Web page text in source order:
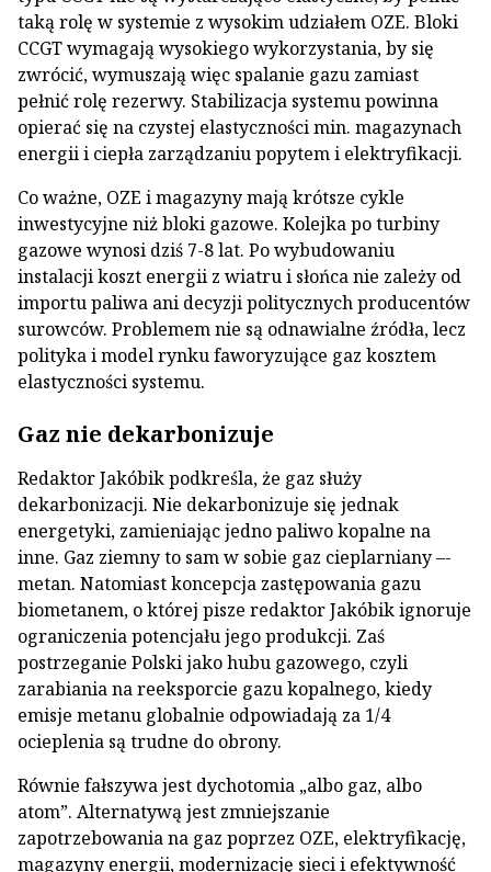
taką rolę w systemie z wysokim udziałem OZE. Bloki
CCGT wymagają wysokiego wykorzystania, by się
zwrócić, wymuszają więc spalanie gazu zamiast
pełnić rolę rezerwy. Stabilizacja systemu powinna
opierać się na czystej elastyczności min. magazynach
energii i ciepła zarządzaniu popytem i elektryfikacji.
Co ważne, OZE i magazyny mają krótsze cykle
inwestycyjne niż bloki gazowe. Kolejka po turbiny
gazowe wynosi dziś 7-8 lat. Po wybudowaniu
instalacji koszt energii z wiatru i słońca nie zależy od
importu paliwa ani decyzji politycznych producentów
surowców. Problemem nie są odnawialne źródła, lecz
polityka i model rynku faworyzujące gaz kosztem
elastyczności systemu.
Gaz nie dekarbonizuje
Redaktor Jakóbik podkreśla, że gaz służy
dekarbonizacji. Nie dekarbonizuje się jednak
energetyki, zamieniając jedno paliwo kopalne na
inne. Gaz ziemny to sam w sobie gaz cieplarniany –-
metan. Natomiast koncepcja zastępowania gazu
biometanem, o której pisze redaktor Jakóbik ignoruje
ograniczenia potencjału jego produkcji. Zaś
postrzeganie Polski jako hubu gazowego, czyli
zarabiania na reeksporcie gazu kopalnego, kiedy
emisje metanu globalnie odpowiadają za 1/4
ocieplenia są trudne do obrony.
Równie fałszywa jest dychotomia „albo gaz, albo
atom”. Alternatywą jest zmniejszanie
zapotrzebowania na gaz poprzez OZE, elektryfikację,
magazyny energii, modernizację sieci i efektywność